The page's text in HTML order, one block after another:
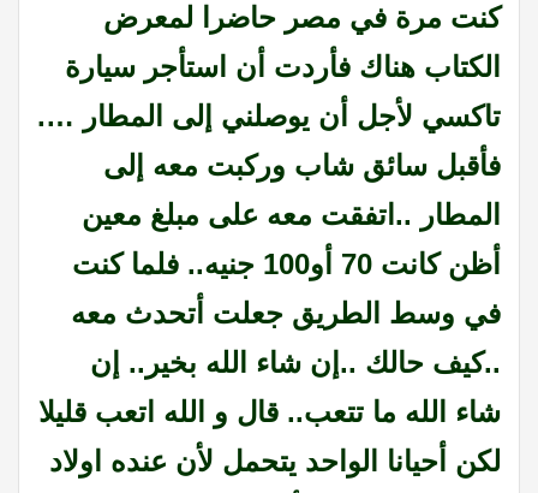
كنت مرة في مصر حاضرا لمعرض
الكتاب هناك فأردت أن استأجر سيارة
تاكسي لأجل أن يوصلني إلى المطار ….
فأقبل سائق شاب وركبت معه إلى
المطار ..اتفقت معه على مبلغ معين
أظن كانت 70 أو100 جنيه.. فلما كنت
في وسط الطريق جعلت أتحدث معه
..كيف حالك ..إن شاء الله بخير.. إن
شاء الله ما تتعب.. قال و الله اتعب قليلا
لكن أحيانا الواحد يتحمل لأن عنده اولاد